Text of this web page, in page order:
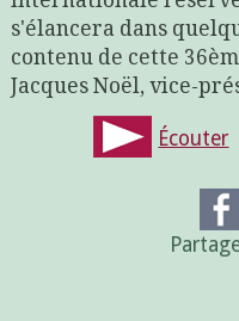
s'élancera dans
contenu de cette
Jacques Noël, vice-
Écouter